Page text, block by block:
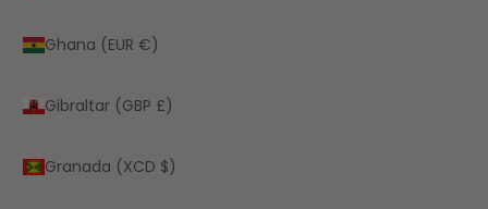
Ghana (EUR €)
Gibraltar (GBP £)
Granada (XCD $)